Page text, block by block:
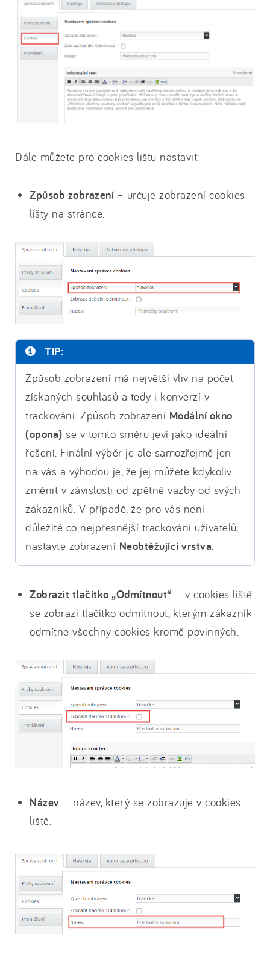
Dále můžete pro cookies lištu nastavit:
Způsob zobrazení – určuje zobrazení cookies
lišty na stránce.
TIP:
Způsob zobrazení má největší vliv na počet
získaných souhlasů a tedy i konverzí v
trackování. Způsob zobrazení Modální okno
(opona) se v tomto směru jeví jako ideální
řešení. Finální výběr je ale samozřejmě jen
na vás a výhodou je, že jej můžete kdykoliv
změnit v závislosti od zpětné vazby od svých
zákazníků. V případě, že pro vás není
důležité co nejpřesnější trackování uživatelů,
nastavte zobrazení Neobtěžující vrstva
Zobrazit tlačítko „Odmítnout“ – v cookies liště
se zobrazí tlačítko odmítnout, kterým zákazník
odmítne všechny cookies kromě povinných.
Název – název, který se zobrazuje v cookies
liště.